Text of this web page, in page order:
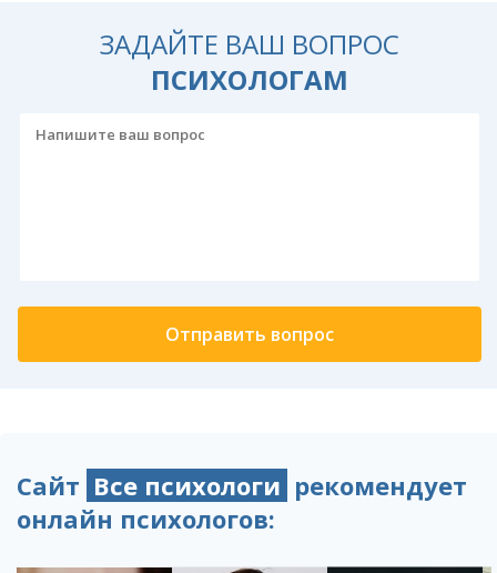
ЗАДАЙТЕ ВАШ ВОПРОС
ПСИХОЛОГАМ
Сайт Все психологи рекомендует
онлайн психологов: